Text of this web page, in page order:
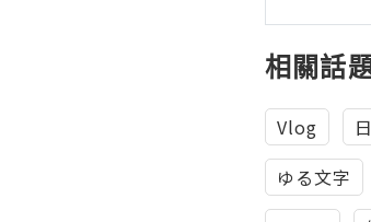
相關話
Vlog
ゆる文字